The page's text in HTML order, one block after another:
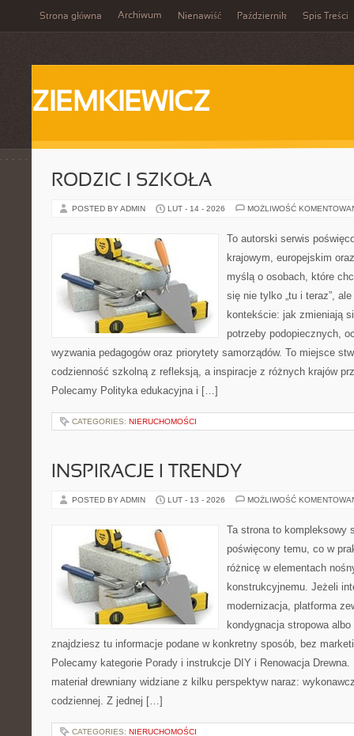
Strona główna Archiwum Nienawiść Październik Spis Treści
ZIEMKIEWICZ
RODZIC I SZKOŁA
POSTED BY ADMIN LUT - 14 - 2026 MOŻLIWOŚĆ
To autorski serwis
krajowym, europejskim
myślą o osobach, które
się nie tylko „tu i teraz”,
kontekście: jak zmieniają
potrzeby podopiecznych,
wyzwania pedagogów oraz priorytety samorządów. To miejsce
codzienność szkolną z refleksją, a inspiracje z różnych krajów
Polecamy Polityka edukacyjna i […]
CATEGORIES: NIERUCHOMOŚCI
INSPIRACJE I TRENDY
POSTED BY ADMIN LUT - 13 - 2026 MOŻLIWOŚĆ
Ta strona to kompleksowy
poświęcony temu, co w
różnicę w elementach
konstrukcyjnemu. Jeżeli
modernizacja, platforma
kondygnacja stropowa
znajdziesz tu informacje podane w konkretny sposób, bez
Polecamy kategorie Porady i instrukcje DIY i Renowacja
materiał drewniany widziane z kilku perspektyw naraz:
codziennej. Z jednej […]
CATEGORIES: NIERUCHOMOŚCI